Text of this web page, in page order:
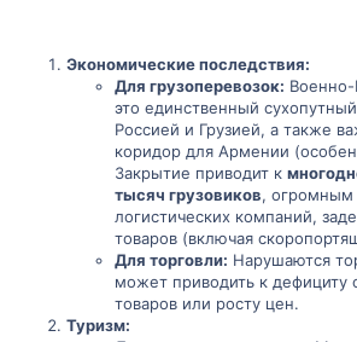
Экономические последствия:
Для грузоперевозок: Военно-
это единственный
Россией и Грузией, а также
коридор для Армении
Закрытие приводит к
тысяч грузовиков, огромным
логистических компаний,
товаров (включая
Для торговли: Нарушаются
может приводить к дефициту
товаров или росту цен.
Туризм: